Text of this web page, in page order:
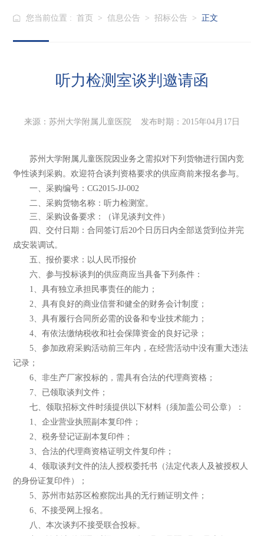
您当前位置 : 首页 > 信息公告 > 招标公告 > 正文
听力检测室谈判邀请函
来源：苏州大学附属儿童医院 发布时期：2015年04月17日
苏州大学附属儿童医院因业务之需拟对下列货物进行国内竞
争性谈判采购。欢迎符合谈判资格要求的供应商前来报名参与。
一、采购编号：CG2015-JJ-002
二、采购货物名称：听力检测室。
三、采购设备要求：（详见谈判文件）
四、交付日期：合同签订后20个日历日内全部送货到位并完
成安装调试。
五、报价要求：以人民币报价
六、参与投标谈判的供应商应当具备下列条件：
1、具有独立承担民事责任的能力；
2、具有良好的商业信誉和健全的财务会计制度；
3、具有履行合同所必需的设备和专业技术能力；
4、有依法缴纳税收和社会保障资金的良好记录；
5、参加政府采购活动前三年内，在经营活动中没有重大违法
记录；
6、非生产厂家投标的，需具有合法的代理商资格；
7、已领取谈判文件；
七、领取招标文件时须提供以下材料（须加盖公司公章）：
1、企业营业执照副本复印件；
2、税务登记证副本复印件；
3、合法的代理商资格证明文件复印件；
4、领取谈判文件的法人授权委托书（法定代表人及被授权人
的身份证复印件）；
5、苏州市姑苏区检察院出具的无行贿证明文件；
6、不接受网上报名。
八、本次谈判不接受联合投标。